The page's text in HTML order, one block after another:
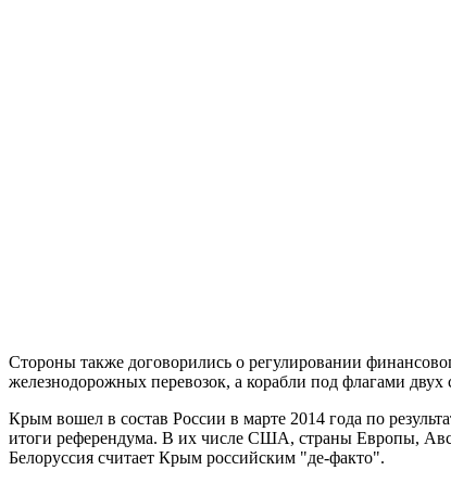
Стороны также договорились о регулировании
железнодорожных перевозок, а корабли под флагами
Крым вошел в состав России в марте 2014 года по
итоги референдума. В их числе США, страны Европы,
Белоруссия считает Крым российским "де-факто".